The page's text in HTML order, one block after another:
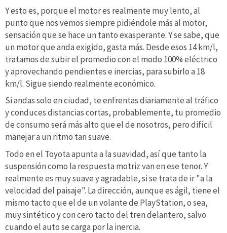
Y esto es, porque el motor es realmente muy lento, al
punto que nos vemos siempre pidiéndole más al motor,
sensación que se hace un tanto exasperante. Y se sabe, que
un motor que anda exigido, gasta más. Desde esos 14 km/l,
tratamos de subir el promedio con el modo 100% eléctrico
y aprovechando pendientes e inercias, para subirlo a 18
km/l. Sigue siendo realmente económico.
Si andas solo en ciudad, te enfrentas diariamente al tráfico
y conduces distancias cortas, probablemente, tu promedio
de consumo será más alto que el de nosotros, pero difícil
manejar a un ritmo tan suave.
Todo en el Toyota apunta a la suavidad, así que tanto la
suspensión como la respuesta motriz van en ese tenor. Y
realmente es muy suave y agradable, si se trata de ir "a la
velocidad del paisaje". La dirección, aunque es ágil, tiene el
mismo tacto que el de un volante de PlayStation, o sea,
muy sintético y con cero tacto del tren delantero, salvo
cuando el auto se carga por la inercia.